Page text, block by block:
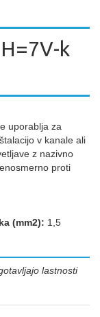
k
uporablja za
v kanale ali
z nazivno
proti
(mm2): 1,5
lastnosti